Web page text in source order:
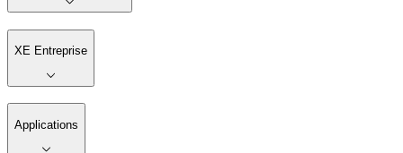
XE Entreprise
Applications